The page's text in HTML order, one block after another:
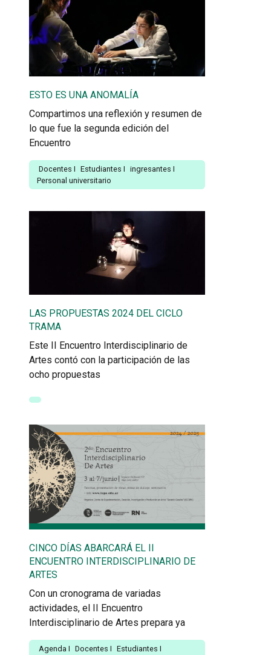
ESTO ES UNA ANOMALÍA
Compartimos una reflexión y resumen de
lo que fue la segunda edición del
Encuentro
Docentes I Estudiantes I ingresantes I
Personal universitario
LAS PROPUESTAS 2024 DEL CICLO
TRAMA
Este II Encuentro Interdisciplinario de
Artes contó con la participación de las
ocho propuestas
CINCO DÍAS ABARCARÁ EL II
ENCUENTRO INTERDISCIPLINARIO DE
ARTES
Con un cronograma de variadas
actividades, el II Encuentro
Interdisciplinario de Artes prepara ya
Agenda I Docentes I Estudiantes I